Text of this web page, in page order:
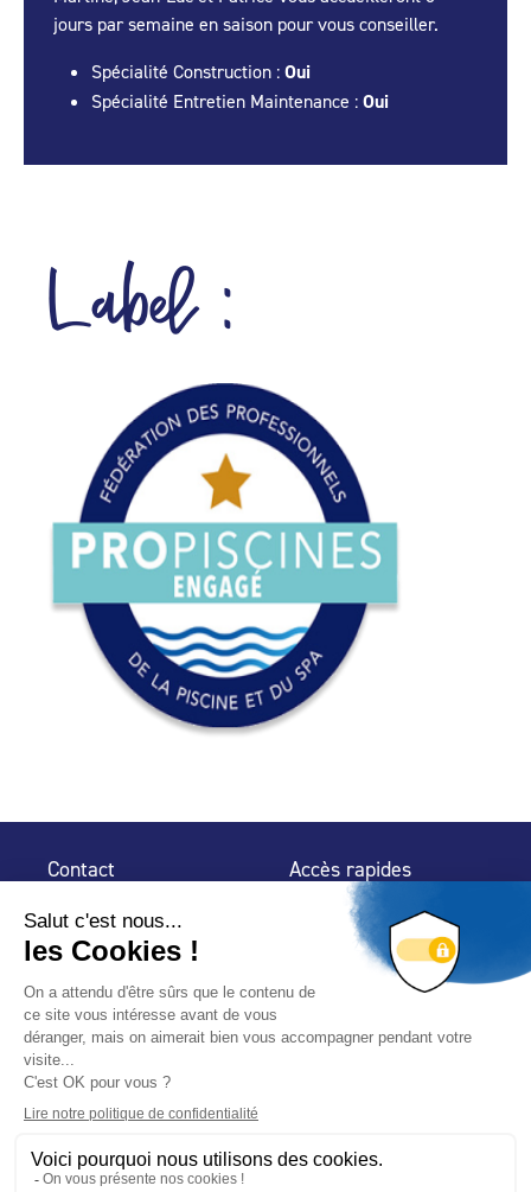
jours par semaine en saison pour vous conseiller.
Spécialité Construction : Oui
Spécialité Entretien Maintenance : Oui
Label :
Contact
75 009 Paris
Accès rapides
Espace Presse
Trouver un
professionnel
Nous suivre